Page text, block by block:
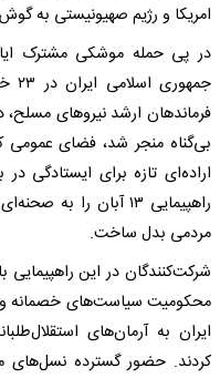
امریکا و رژیم صهیونیستی به
در پی حمله موشکی مشترک
فرماندهان ارشد نیرو‌های
بی‌گناه منجر شد، فضای عمومی
اراده‌ای تازه برای ایستادگی
راهپیمایی ۱۳ آبان را
مردمی بدل ساخت.
شرکت‌کنندگان در این
محکومیت سیاست‌های خصمانه
ایران به آرمان‌های
کردند. حضور گسترده نسل‌های